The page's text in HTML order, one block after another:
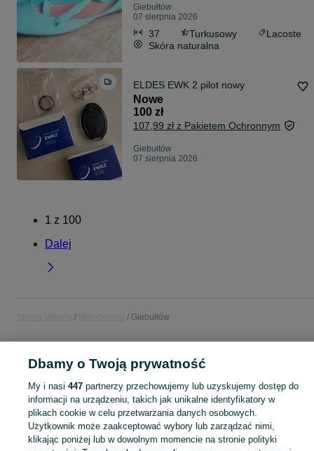
Giebułtów
07 sierpnia 2026
37 Turkusowy
Lacoste
Skóra naturalna
ELDES EWK 2 pilot nowy
Nowe
100 zł
107,99 zł z Pakietem Ochronnym
Giebułtów
07 sierpnia 2026
1 z 100
Dalej
Giebułtów
Popularne wyszukiwania
peugeot partner kosiarka wynajem kosiarki
działka
mieszkanie oświecenia
opony zimowe 215 65 16 102h
komoda
Dbamy o Twoją prywatność
My i nasi 447partnerzy przechowujemy lub uzyskujemy dostęp do
informacji na urządzeniu, takich jak unikalne identyfikatory w
plikach cookie w celu przetwarzania danych osobowych.
Użytkownik może zaakceptować wybory lub zarządzać nimi,
klikając poniżej lub w dowolnym momencie na stronie polityki